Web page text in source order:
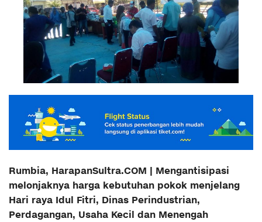
Rumbia, HarapanSultra.COM | Mengantisipasi
melonjaknya harga kebutuhan pokok menjelang
Hari raya Idul Fitri, Dinas Perindustrian,
Perdagangan, Usaha Kecil dan Menengah